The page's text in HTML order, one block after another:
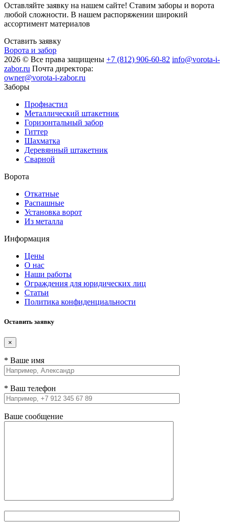
Оставляйте заявку на нашем сайте! Ставим заборы и ворота
любой сложности. В нашем распоряжении широкий
ассортимент материалов
Оставить заявку
Ворота и забор
2026 © Все права защищены +7 (812) 906-60-82 info@vorota-i-
zabor.ru Почта директора:
owner@vorota-i-zabor.ru
Заборы
Профнастил
Металлический штакетник
Горизонтальный забор
Гиттер
Шахматка
Деревянный штакетник
Сварной
Ворота
Откатные
Распашные
Установка ворот
Из металла
Информация
Цены
О нас
Наши работы
Ограждения для юридических лиц
Статьи
Политика конфиденциальности
Оставить заявку
×
* Ваше имя
* Ваш телефон
Ваше сообщение